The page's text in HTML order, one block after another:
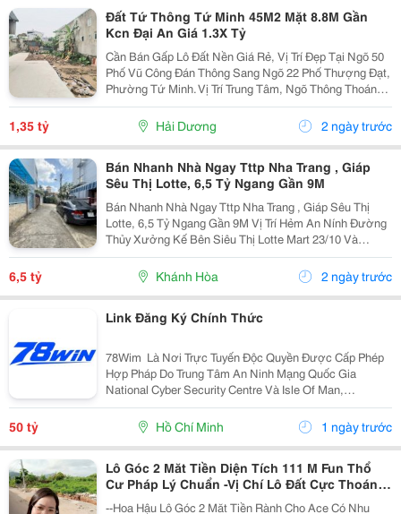
Đất Tứ Thông Tứ Minh 45M2 Mặt 8.8M Gần
Kcn Đại An Giá 1.3X Tỷ
Cần Bán Gấp Lô Đất Nền Giá Rẻ, Vị Trí Đẹp Tại Ngõ 50
Phố Vũ Công Đán Thông Sang Ngõ 22 Phố Thượng Đạt,
Phường Tứ Minh. Vị Trí Trung Tâm, Ngõ Thông Thoáng,
Bán Kính 300M Đầy Đủ Chợ Dân Sinh, Trường Học Các
Cấp Và Khu Công Nghiệp Đại An. Khu Vực Dân...
1,35 tỷ Hải Dương 2 ngày trước
Bán Nhanh Nhà Ngay Tttp Nha Trang , Giáp
Sêu Thị Lotte, 6,5 Tỷ Ngang Gần 9M
Bán Nhanh Nhà Ngay Tttp Nha Trang , Giáp Sêu Thị
Lotte, 6,5 Tỷ Ngang Gần 9M Vị Trí Hẻm An Nính Đường
Thủy Xưởng Kế Bên Siêu Thị Lotte Mart 23/10 Và
Trường Phan Sào Nam. Cách Mặt Đường 23/10 Chỉ
100M. Chợ Và Trường Học Các Cấp Ngay Gần Bên
6,5 tỷ Khánh Hòa 2 ngày trước
Link Đăng Ký Chính Thức
78Wim ⁠ Là Nơi Trực Tuyến Độc Quyền Được Cấp Phép
Hợp Pháp Do Trung Tâm An Ninh Mạng Quốc Gia
National Cyber Security Centre Và Isle Of Man,
Cagayan,Và Pagcor Cấp Phép. Những Giấy Phép Khẳng
Định Sân Chơi Này An Toàn Và Minh Bạch Thu Hút Hơn
10 Triệu...
50 tỷ Hồ Chí Minh 1 ngày trước
Lô Góc 2 Măt Tiền Diện Tích 111 M Fun Thổ
Cư Pháp Lý Chuẩn -Vị Chí Lô Đất Cực Thoáng
Mát ,Đất Nằm Mặt Đường Chục
--Hoa Hậu Lô Góc 2 Măt Tiền Rành Cho Ace Có Nhu